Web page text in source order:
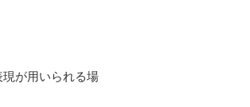
が用いられる場